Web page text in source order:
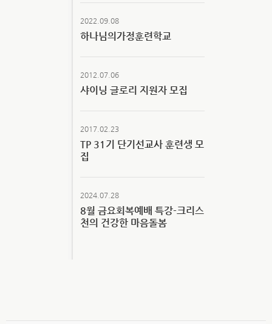
2022.09.08
하나님의가정훈련학교
2012.07.06
샤이닝 글로리 지원자 모집
2017.02.23
TP 31기 단기선교사 훈련생 모
집
2024.07.28
8월 금요회복예배 특강-크리스
천의 건강한 마음돌봄